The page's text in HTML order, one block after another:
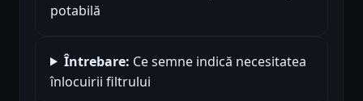
potabilă
Întrebare: Ce semne indică necesitatea
înlocuirii filtrului